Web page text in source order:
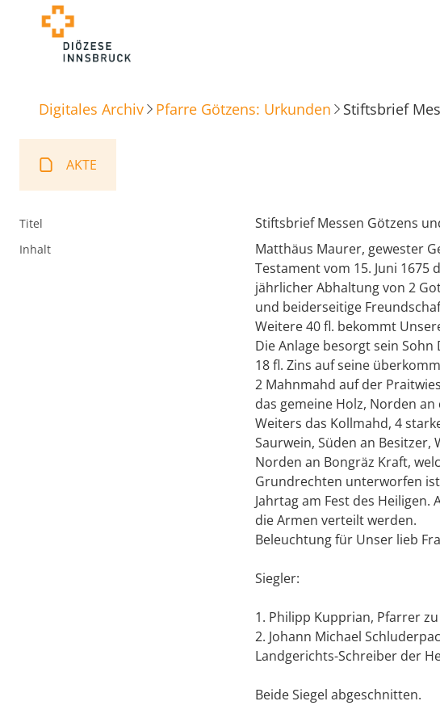
Digitales Archiv Pfarre Götzens: Urkunden Stiftsbrief
AKTE
Titel Stiftsbrief Messen Götzens
Inhalt
Matthäus Maurer, gewester
Testament vom 15. Juni 1675
jährlicher Abhaltung von 2
und beiderseitige
Weitere 40 fl. bekommt
Die Anlage besorgt sein Sohn
18 fl. Zins auf seine
2 Mahnmahd auf der
das gemeine Holz, Norden an
Weiters das Kollmahd, 4
Saurwein, Süden an Besitzer,
Norden an Bongräz Kraft,
Grundrechten unterworfen
Jahrtag am Fest des
die Armen verteilt werden.
Beleuchtung für Unser lieb
Siegler:
1. Philipp Kupprian, Pfarrer
2. Johann Michael
Landgerichts-Schreiber der
Beide Siegel abgeschnitten.